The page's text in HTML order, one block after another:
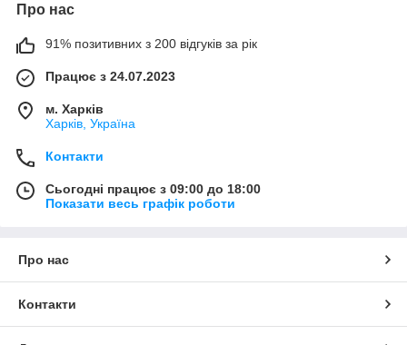
Про нас
91% позитивних з 200 відгуків за рік
Працює з 24.07.2023
м. Харків
Харків, Україна
Контакти
Сьогодні працює з 09:00 до 18:00
Показати весь графік роботи
Про нас
Контакти